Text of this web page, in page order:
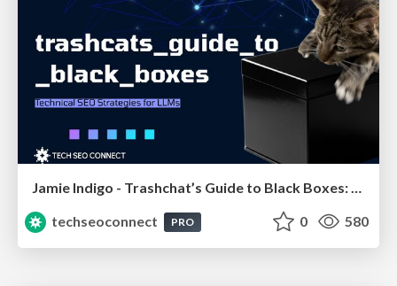
Jamie Indigo - Trashchat’s Guide to Black Boxes: Technical SEO Tactics for LLMs
techseoconnect
PRO 0 580